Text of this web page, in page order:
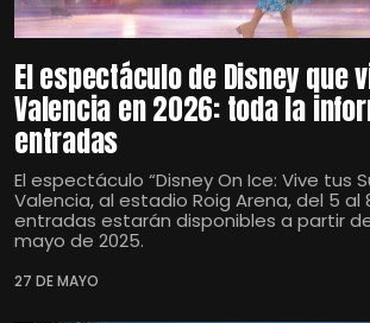
El espectáculo de Disney que
Valencia en 2026: toda la
entradas
El espectáculo “Disney On Ice: Vive tus
Valencia, al estadio Roig Arena, del 5 al
entradas estarán disponibles a partir
mayo de 2025.
27 DE MAYO